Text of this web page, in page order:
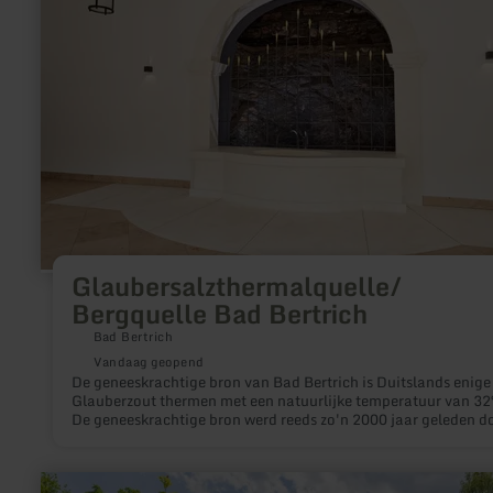
Glaubersalzthermalquelle/
Bergquelle Bad Bertrich
Bad Bertrich
Vandaag geopend
De geneeskrachtige bron van Bad Bertrich is Duitslands enige
Glauberzout thermen met een natuurlijke temperatuur van
De geneeskrachtige bron werd reeds zo'n 2000 jaar geleden
Bertrich
meer